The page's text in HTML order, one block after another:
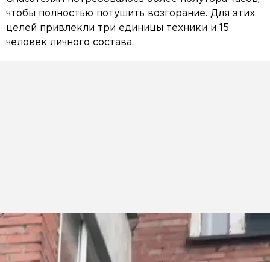
чтобы полностью потушить возгорание. Для этих
целей привлекли три единицы техники и 15
человек личного состава.